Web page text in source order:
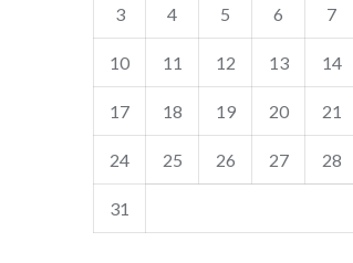
3 4 5 6 7
10 11 12 13 14
17 18 19 20 21
24 25 26 27 28
31